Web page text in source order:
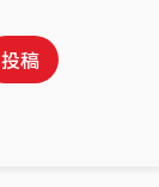
投稿